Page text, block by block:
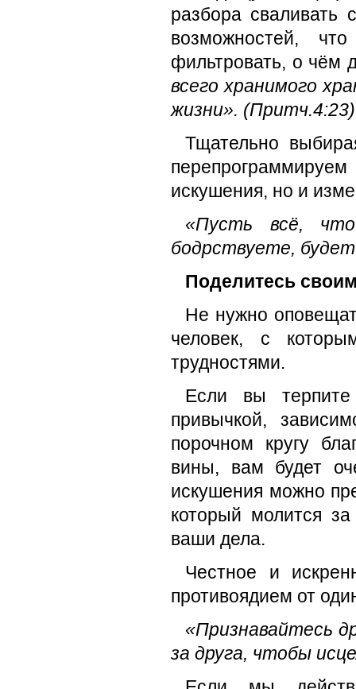
разбора сваливать
возможностей,
фильтровать, о чём
всего хранимого
жизни».
Тщательно
искушения, но и
«Пусть всё,
бодрствуете,
Поделитесь
Не нужно
человек, с
трудностями.
Если вы
привычкой,
порочном кругу
вины, вам будет
искушения можно
который молится
ваши дела.
Честное и
противоядием от
«Признавайтесь
за друга, чтобы